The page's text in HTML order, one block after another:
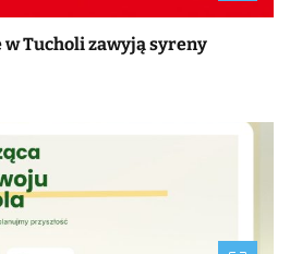
w Tucholi zawyją syreny